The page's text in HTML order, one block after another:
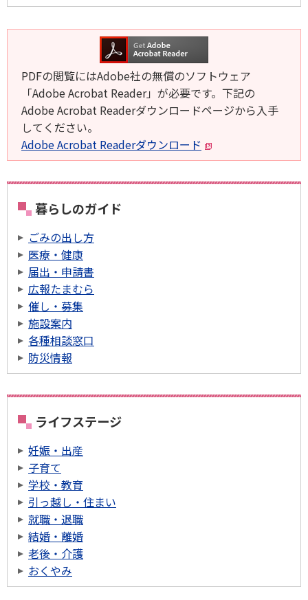
PDFの閲覧にはAdobe社の無償のソフトウェア
「Adobe Acrobat Reader」が必要です。下記の
Adobe Acrobat Readerダウンロードページから入手
してください。
Adobe Acrobat Readerダウンロード
暮らしのガイド
ごみの出し方
医療・健康
届出・申請書
広報たまむら
催し・募集
施設案内
各種相談窓口
防災情報
ライフステージ
妊娠・出産
子育て
学校・教育
引っ越し・住まい
就職・退職
結婚・離婚
老後・介護
おくやみ